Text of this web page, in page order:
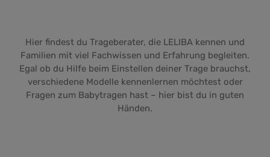
Hier findest du Trageberater, die LELIBA kennen und
Familien mit viel Fachwissen und Erfahrung begleiten.
Egal ob du Hilfe beim Einstellen deiner Trage brauchst,
verschiedene Modelle kennenlernen möchtest oder
Fragen zum Babytragen hast – hier bist du in guten
Händen.